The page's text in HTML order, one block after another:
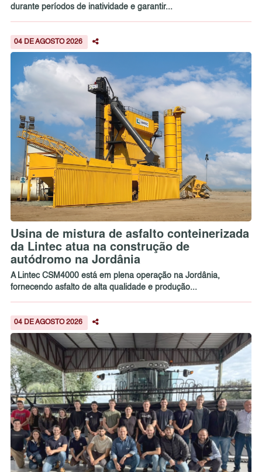
durante períodos de inatividade e garantir...
04 DE AGOSTO 2026
Usina de mistura de asfalto conteinerizada
da Lintec atua na construção de
autódromo na Jordânia
A Lintec CSM4000 está em plena operação na Jordânia,
fornecendo asfalto de alta qualidade e produção...
04 DE AGOSTO 2026